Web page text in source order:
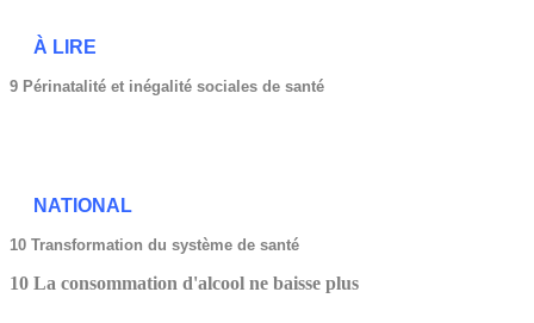
À LIRE
9 Périnatalité et inégalité sociales de santé
NATIONAL
10 Transformation du système de santé
10 La consommation d'alcool ne baisse plus